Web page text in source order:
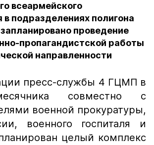
всеармейского
подразделениях полигона
проведение
пропагандистской работы
направленности
пресс-службы 4 ГЦМП в
совместно с
военной прокуратуры,
военного госпиталя и
целый комплекс